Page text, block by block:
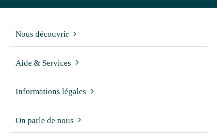
Nous découvrir
Aide & Services
Informations légales
On parle de nous